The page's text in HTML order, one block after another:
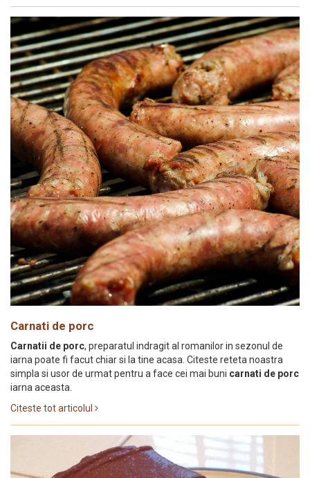
Carnati de porc
Carnatii de porc, preparatul indragit al romanilor in sezonul de
iarna poate fi facut chiar si la tine acasa. Citeste reteta noastra
simpla si usor de urmat pentru a face cei mai buni carnati de porc
iarna aceasta.
Citeste tot articolul